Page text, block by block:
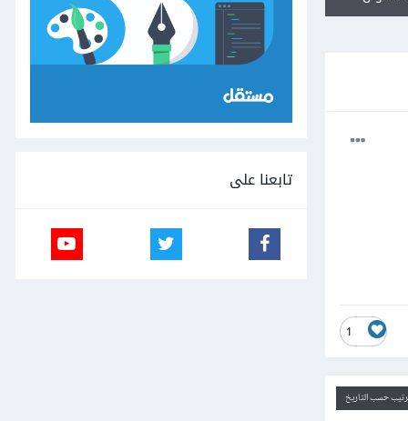
1
حسب التاريخ
تابعنا على